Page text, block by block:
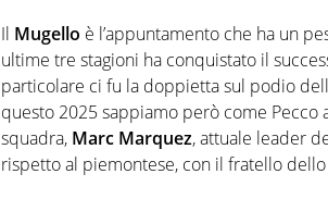
Il Mugello è l’appuntamento che ha un
ultime tre stagioni ha conquistato il
particolare ci fu la doppietta sul podio
questo 2025 sappiamo però come
squadra, Marc Marquez, attuale leader
rispetto al piemontese, con il fratello